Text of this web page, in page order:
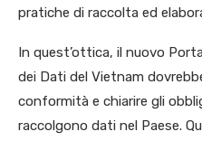
pratiche di raccolta ed
In quest’ottica, il nuovo
dei Dati del Vietnam
conformità e chiarire gli
raccolgono dati nel Paese.